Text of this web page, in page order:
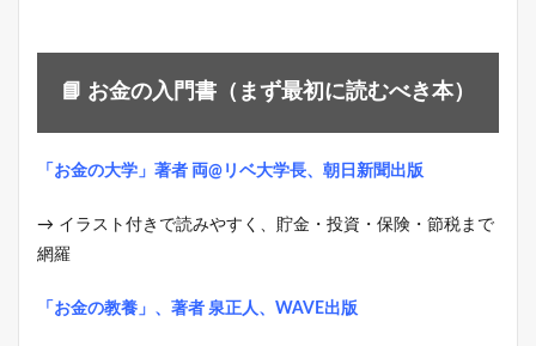
📘 お金の入門書（まず最初に読むべき本）
「お金の大学」著者 両@リベ大学長、朝日新聞出版
→ イラスト付きで読みやすく、貯金・投資・保険・節税まで
網羅
「お金の教養」、著者 泉正人、WAVE出版